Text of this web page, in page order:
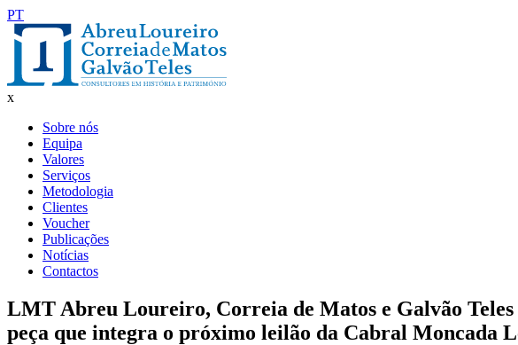
PT
x
Sobre nós
Equipa
Valores
Serviços
Metodologia
Clientes
Voucher
Publicações
Notícias
Contactos
LMT Abreu Loureiro, Correia de Matos e Galvão
peça que integra o próximo leilão da Cabral Moncada